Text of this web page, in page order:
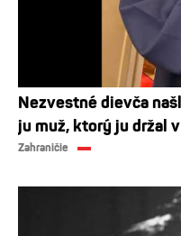
Nezvestné dievča
ju muž, ktorý ju držal
Zahraničie